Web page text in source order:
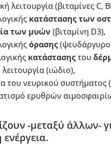
λειτουργία (βιταμίνες C,
κατάστασης των
των μυών (βιταμίνη D3),
όρασης
κατάστασηςτου
(ιώδιο),
του νευρικού συστήματος
ερυθρών
-μεταξύ άλλων-